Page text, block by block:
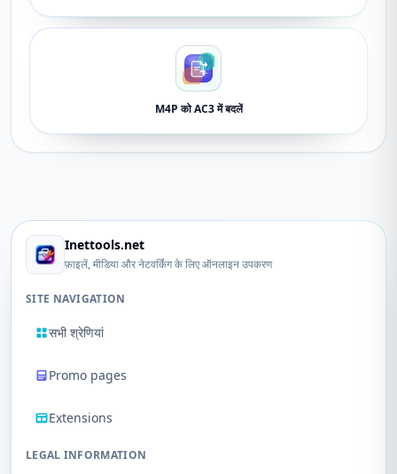
M4P को AC3 में बदलें
Inettools.net
फ़ाइलें, मीडिया और नेटवर्किंग के लिए ऑनलाइन उपकरण
SITE NAVIGATION
सभी श्रेणियां
Promo pages
Extensions
LEGAL INFORMATION